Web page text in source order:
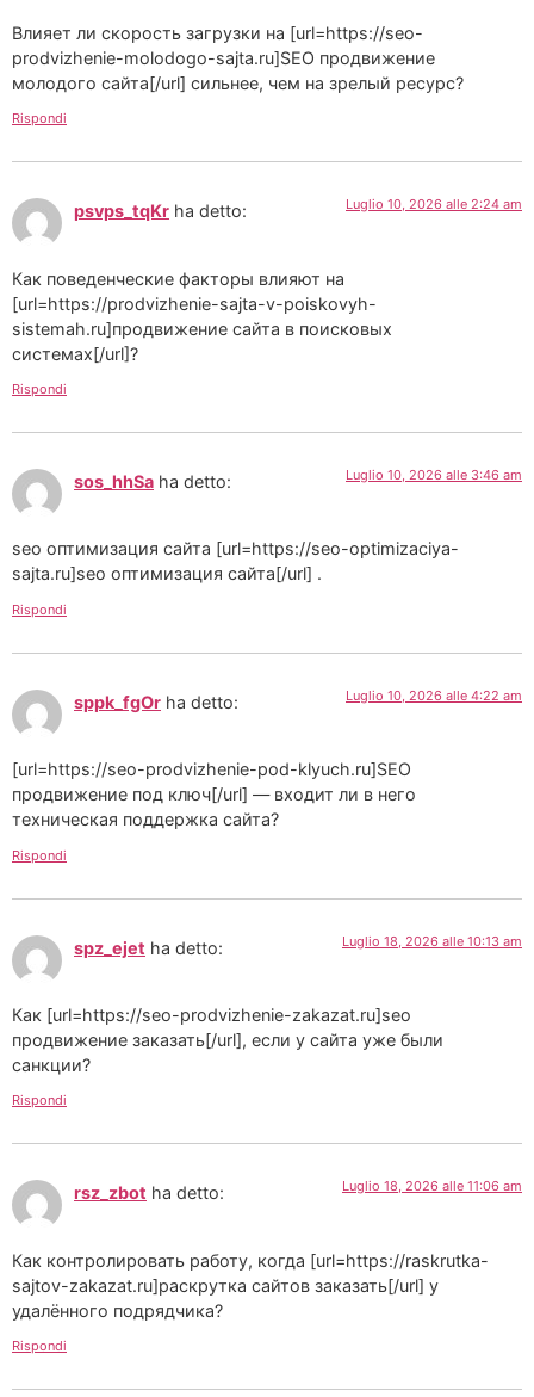
Влияет ли скорость загрузки на [url=https://seo-
prodvizhenie-molodogo-sajta.ru]SEO продвижение
молодого сайта[/url] сильнее, чем на зрелый ресурс?
Rispondi
psvps_tqKr ha detto: Luglio 10, 2026 alle 2:24 am
Как поведенческие факторы влияют на
[url=https://prodvizhenie-sajta-v-poiskovyh-
sistemah.ru]продвижение сайта в поисковых
системах[/url]?
Rispondi
sos_hhSa ha detto: Luglio 10, 2026 alle 3:46 am
seo оптимизация сайта [url=https://seo-optimizaciya-
sajta.ru]seo оптимизация сайта[/url] .
Rispondi
sppk_fgOr ha detto: Luglio 10, 2026 alle 4:22 am
[url=https://seo-prodvizhenie-pod-klyuch.ru]SEO
продвижение под ключ[/url] — входит ли в него
техническая поддержка сайта?
Rispondi
spz_ejet ha detto: Luglio 18, 2026 alle 10:13 am
Как [url=https://seo-prodvizhenie-zakazat.ru]seo
продвижение заказать[/url], если у сайта уже были
санкции?
Rispondi
rsz_zbot ha detto: Luglio 18, 2026 alle 11:06 am
Как контролировать работу, когда [url=https://raskrutka-
sajtov-zakazat.ru]раскрутка сайтов заказать[/url] у
удалённого подрядчика?
Rispondi